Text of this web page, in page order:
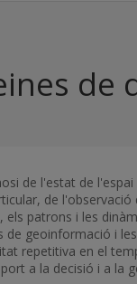
de
de l'estat de
de l'observació
patrons i les
de geoinformació i
repetitiva en el
a la decisió i a la